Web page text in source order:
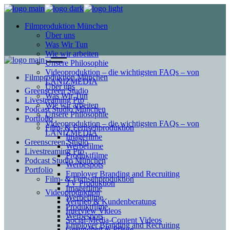
Filmproduktion München
Über uns
Was Wir Tun
Wie wir arbeiten
Unsere Philosophie
Videoproduktion – die wichtigsten FAQs – von
LANIZMEDIA
Greenscreen Studio
Livestreaming Pro
Podcast Studio München
Portfolio
Film- & Fernsehproduktion
Imagefilme
Werbefilme
Produktfilme
Werbespots
Employer Branding and Recruiting
TV Produktion
Videoproduktion
Vertrieb & Kundenberatung
Interview Videos
Social-Media-Content Videos
Filmproduktion München
Über uns
Was Wir Tun
Wie wir arbeiten
Unsere Philosophie
Videoproduktion – die wichtigsten FAQs – von
LANIZMEDIA
Greenscreen Studio
Livestreaming Pro
Podcast Studio München
Portfolio
Film- & Fernsehproduktion
Imagefilme
Werbefilme
Produktfilme
Werbespots
Employer Branding and Recruiting